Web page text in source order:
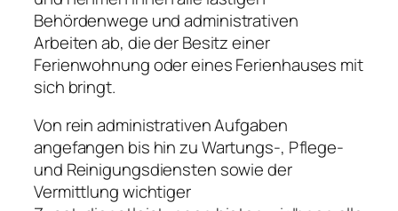
Behördenwege und administrativen
Arbeiten ab, die der Besitz einer
Ferienwohnung oder eines Ferienhauses mit
sich bringt.
Von rein administrativen Aufgaben
angefangen bis hin zu Wartungs-, Pflege-
und Reinigungsdiensten sowie der
Vermittlung wichtiger